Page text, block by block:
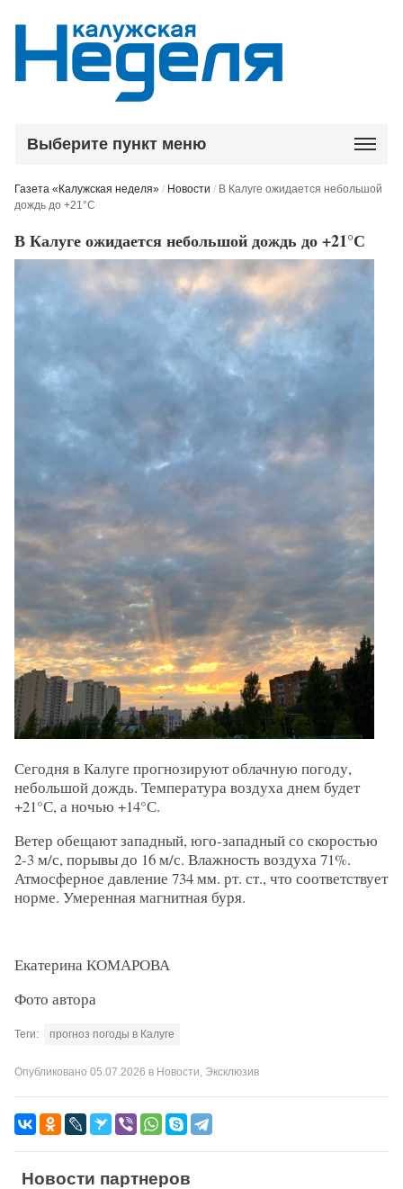
Выберите пункт меню
Газета «Калужская неделя» / Новости / В Калуге ожидается небольшой
дождь до +21°С
В Калуге ожидается небольшой дождь до +21°С
Сегодня в Калуге прогнозируют облачную погоду,
небольшой дождь. Температура воздуха днем будет
+21°С, а ночью +14°С.
Ветер обещают западный, юго-западный со скоростью
2-3 м/с, порывы до 16 м/с. Влажность воздуха 71%.
Атмосферное давление 734 мм. рт. ст., что соответствует
норме. Умеренная магнитная буря.
Екатерина КОМАРОВА
Фото автора
Теги: прогноз погоды в Калуге
Опубликовано 05.07.2026 в Новости Эксклюзив
Новости партнеров